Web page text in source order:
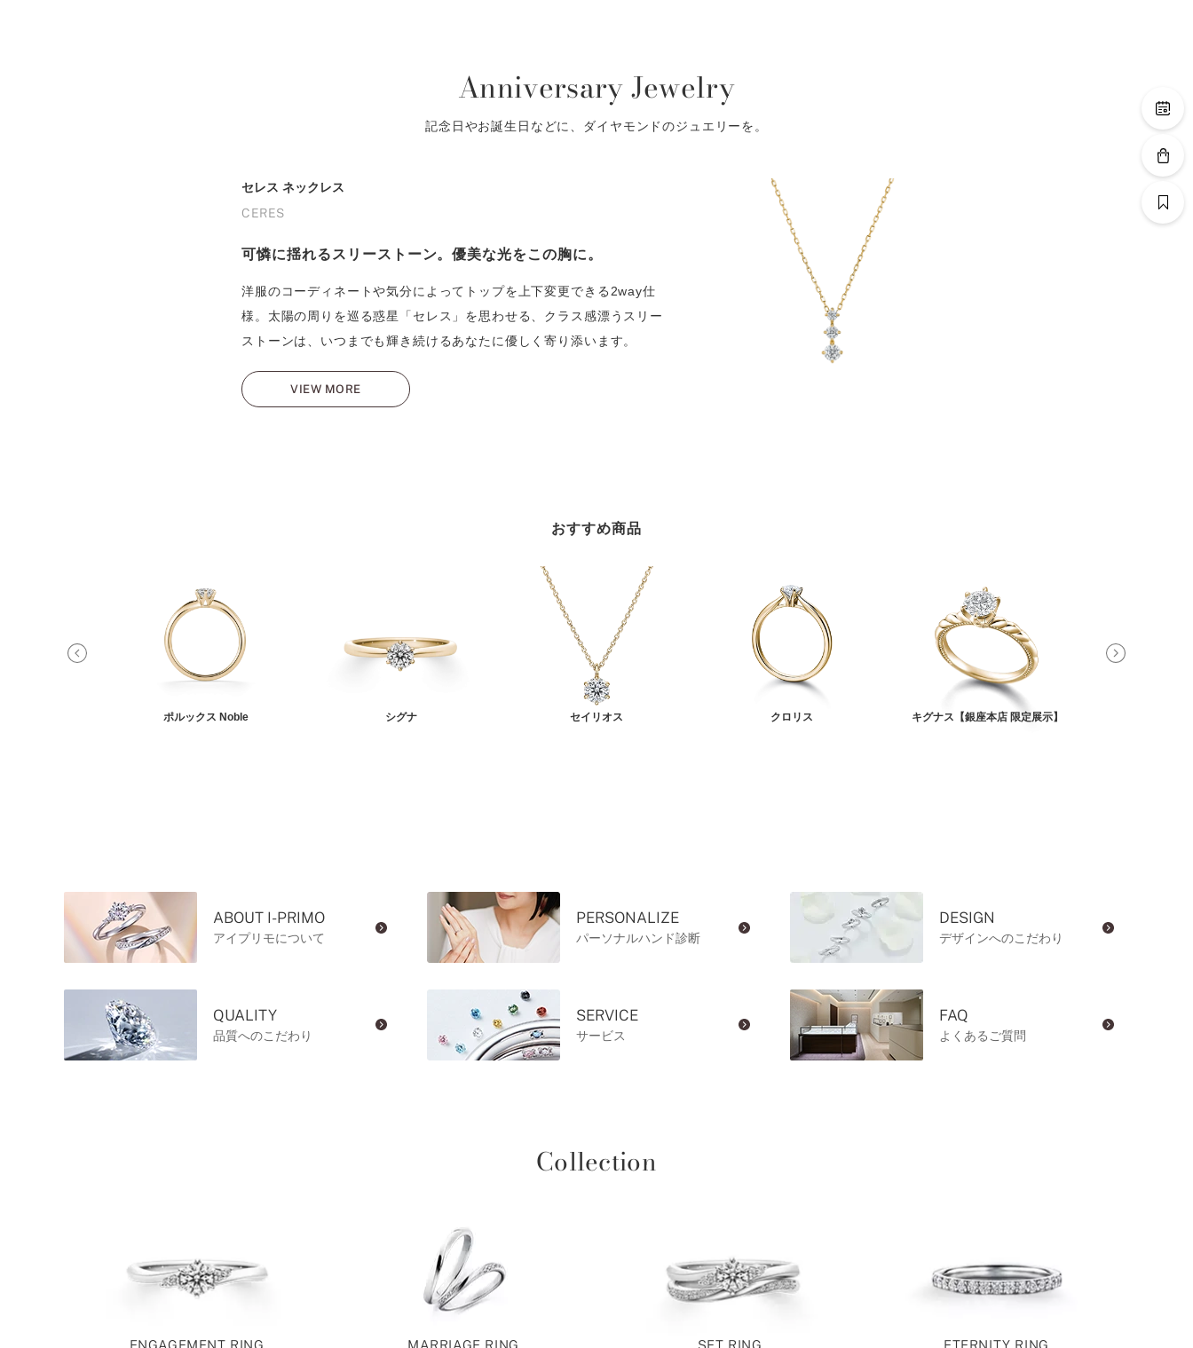
Anniversary Jewelry
記念日やお誕生日などに、ダイヤモンドのジュエリーを。
セレス ネックレス
CERES
可憐に揺れるスリーストーン。優美な光をこの胸に。
洋服のコーディネートや気分によってトップを上下変更できる2way仕
様。太陽の周りを巡る惑星「セレス」を思わせる、クラス感漂うスリー
ストーンは、いつまでも輝き続けるあなたに優しく寄り添います。
VIEW MORE
おすすめ商品
ポルックス Noble シグナ セイリオス クロリス キグナス【銀座本店 限定展示】
ABOUT I-PRIMO
アイプリモについて
PERSONALIZE
パーソナルハンド診断
DESIGN
デザインへのこだわり
QUALITY
品質へのこだわり
SERVICE
サービス
FAQ
よくあるご質問
Collection